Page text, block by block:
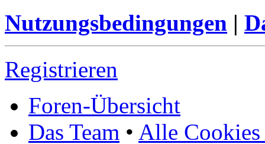
Nutzungsbedingungen |
Registrieren
Foren-Übersicht
Das Team • Alle Cookies